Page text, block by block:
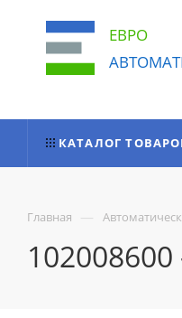
ЕВРО
КАТАЛОГ
Главная —
102008600